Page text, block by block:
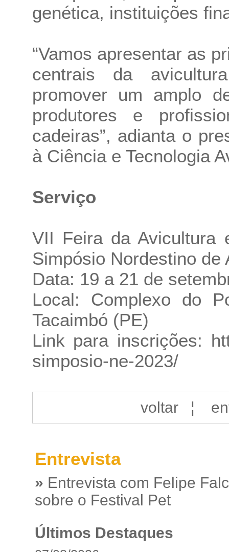
genética, instituições
“Vamos apresentar as
centrais da
promover um amplo
produtores e
cadeiras”, adianta o
à Ciência e Tecnologia
Serviço
VII Feira da Avicultura
Simpósio Nordestino de
Data: 19 a 21 de
Local: Complexo do
Tacaimbó (PE)
Link para inscrições:
simposio-ne-2023/
voltar¦
Entrevista
» Entrevista com Felipe
sobre o Festival Pet
Últimos Destaques